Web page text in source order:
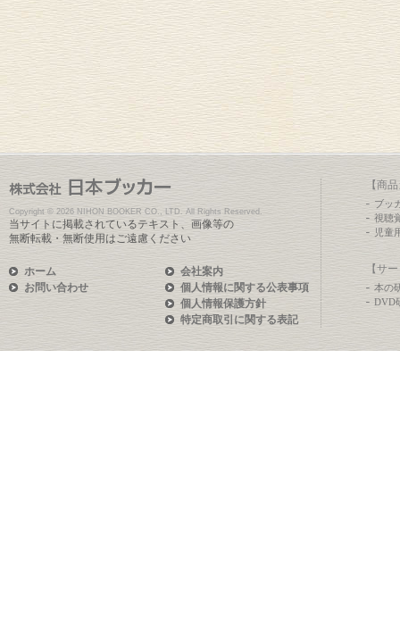
Copyright © 2026 NIHON BOOKER CO., LTD. All Rights Reserved.
当サイトに掲載されているテキスト、画像等の
無断転載・無断使用はご遠慮ください
ホーム
お問い合わせ
会社案内
個人情報に関する公表事項
個人情報保護方針
特定商取引に関する表記
【商
ブッ
視聴
児童
【サ
本の
DVD